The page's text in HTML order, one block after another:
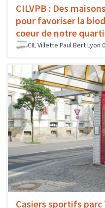
CILVPB : Des
pour favoriser la
coeur de notre
CIL Villette Paul Bert Lyon
Casiers sportifs parc